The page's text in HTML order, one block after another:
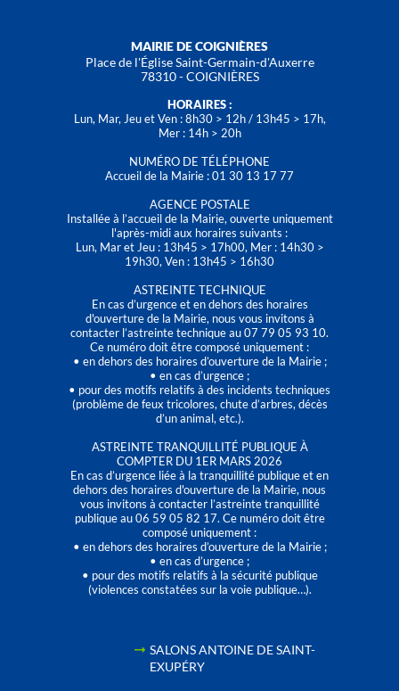
MAIRIE DE COIGNIÈRES
Place de l'Église Saint-Germain-d'Auxerre
78310 - COIGNIÈRES
HORAIRES :
Lun, Mar, Jeu et Ven : 8h30 > 12h / 13h45 > 17h,
Mer : 14h > 20h
NUMÉRO DE TÉLÉPHONE
Accueil de la Mairie : 01 30 13 17 77
AGENCE POSTALE
Installée à l’accueil de la Mairie, ouverte uniquement
l'après-midi aux horaires suivants :
Lun, Mar et Jeu : 13h45 > 17h00, Mer : 14h30 >
19h30, Ven : 13h45 > 16h30
ASTREINTE TECHNIQUE
En cas d’urgence et en dehors des horaires
d'ouverture de la Mairie, nous vous invitons à
contacter l’astreinte technique au 07 79 05 93 10.
Ce numéro doit être composé uniquement :
• en dehors des horaires d’ouverture de la Mairie ;
• en cas d’urgence ;
• pour des motifs relatifs à des incidents techniques
(problème de feux tricolores, chute d’arbres, décès
d’un animal, etc.).
ASTREINTE TRANQUILLITÉ PUBLIQUE À
COMPTER DU 1ER MARS 2026
En cas d’urgence liée à la tranquillité publique et en
dehors des horaires d'ouverture de la Mairie, nous
vous invitons à contacter l’astreinte tranquillité
publique au 06 59 05 82 17. Ce numéro doit être
composé uniquement :
• en dehors des horaires d’ouverture de la Mairie ;
• en cas d’urgence ;
• pour des motifs relatifs à la sécurité publique
(violences constatées sur la voie publique…).
SALONS ANTOINE DE SAINT-
EXUPÉRY